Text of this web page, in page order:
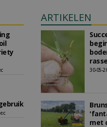
ARTIKELEN
30-05-
met